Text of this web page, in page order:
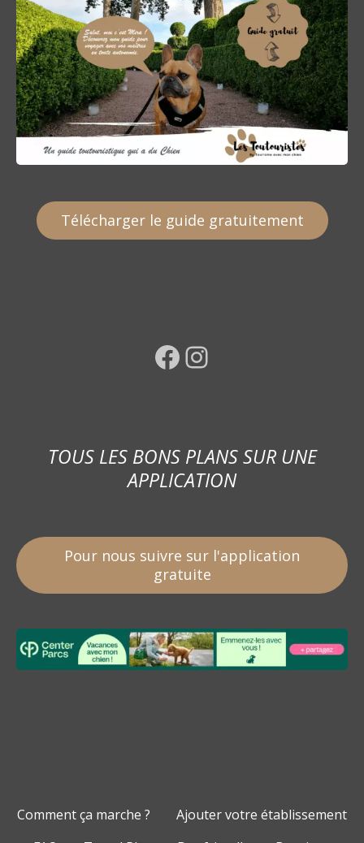
Télécharger le guide gratuitement
Facebook Instagram
TOUS LES BONS PLANS SUR UNE
APPLICATION
Pour nous suivre sur l'application
gratuite
Comment ça marche ?
Ajouter votre établissement